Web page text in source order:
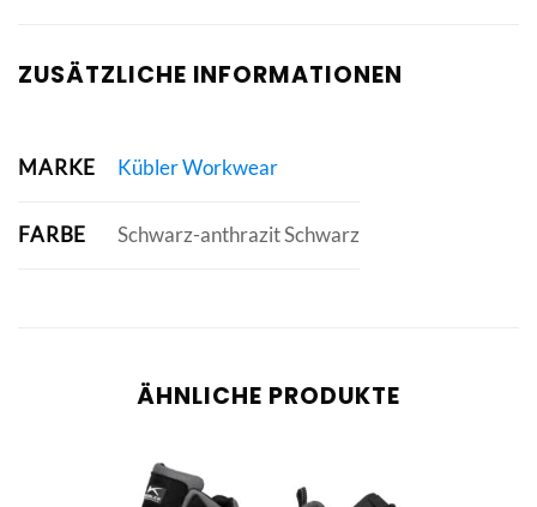
ZUSÄTZLICHE INFORMATIONEN
MARKE Kübler Workwear
FARBE Schwarz-anthrazit Schwarz
ÄHNLICHE PRODUKTE